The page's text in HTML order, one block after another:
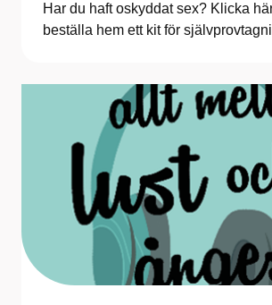
Har du haft oskyddat sex? Klicka
beställa hem ett kit för